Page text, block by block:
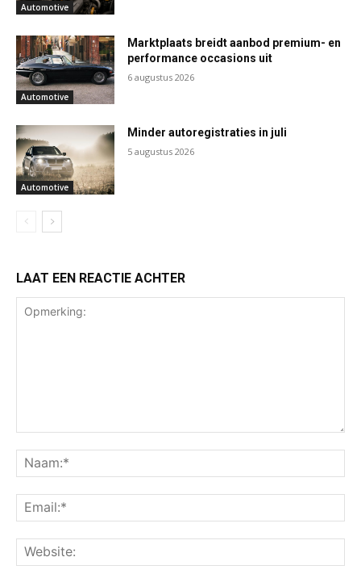
Automotive
Automotive
Marktplaats breidt aanbod premium- en
performance occasions uit
6 augustus 2026
Automotive
Minder autoregistraties in juli
5 augustus 2026
LAAT EEN REACTIE ACHTER